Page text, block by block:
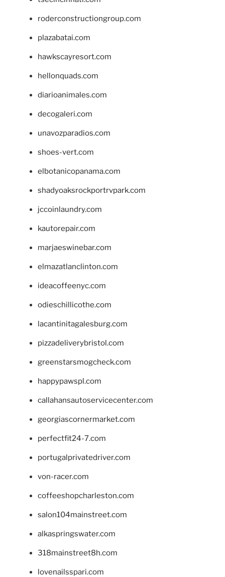
roderconstructiongroup.com
plazabatai.com
hawkscayresort.com
hellonquads.com
diarioanimales.com
decogaleri.com
unavozparadios.com
shoes-vert.com
elbotanicopanama.com
shadyoaksrockportrvpark.com
jccoinlaundry.com
kautorepair.com
marjaeswinebar.com
elmazatlanclinton.com
ideacoffeenyc.com
odieschillicothe.com
lacantinitagalesburg.com
pizzadeliverybristol.com
greenstarsmogcheck.com
happypawspl.com
callahansautoservicecenter.com
georgiascornermarket.com
perfectfit24-7.com
portugalprivatedriver.com
von-racer.com
coffeeshopcharleston.com
salon104mainstreet.com
alkaspringswater.com
318mainstreet8h.com
lovenailsspari.com